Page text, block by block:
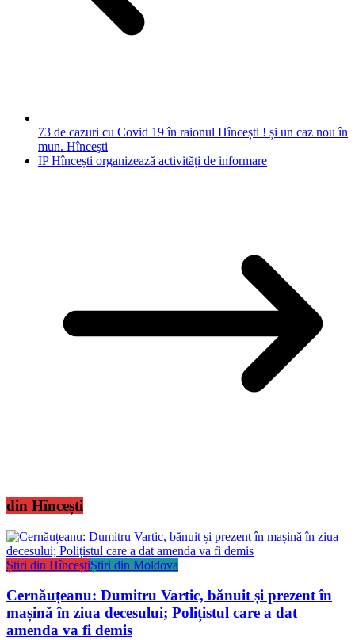
73 de cazuri cu Covid 19 în raionul Hîncești ! și un caz nou în
mun. Hînceşti
IP Hîncești organizează activități de informare
din Hîncești
Știri din HînceștiȘtiri din Moldova
Cernăuțeanu: Dumitru Vartic, bănuit și prezent în
mașină în ziua decesului; Polițistul care a dat
amenda va fi demis